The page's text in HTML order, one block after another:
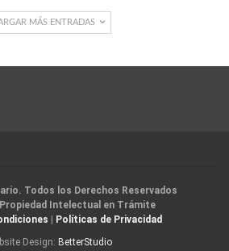
MÁS ENTRADAS
Todos los Derechos Reservados
Intelectual en Trámite
| Políticas de Privacidad
Design: BetterStudio